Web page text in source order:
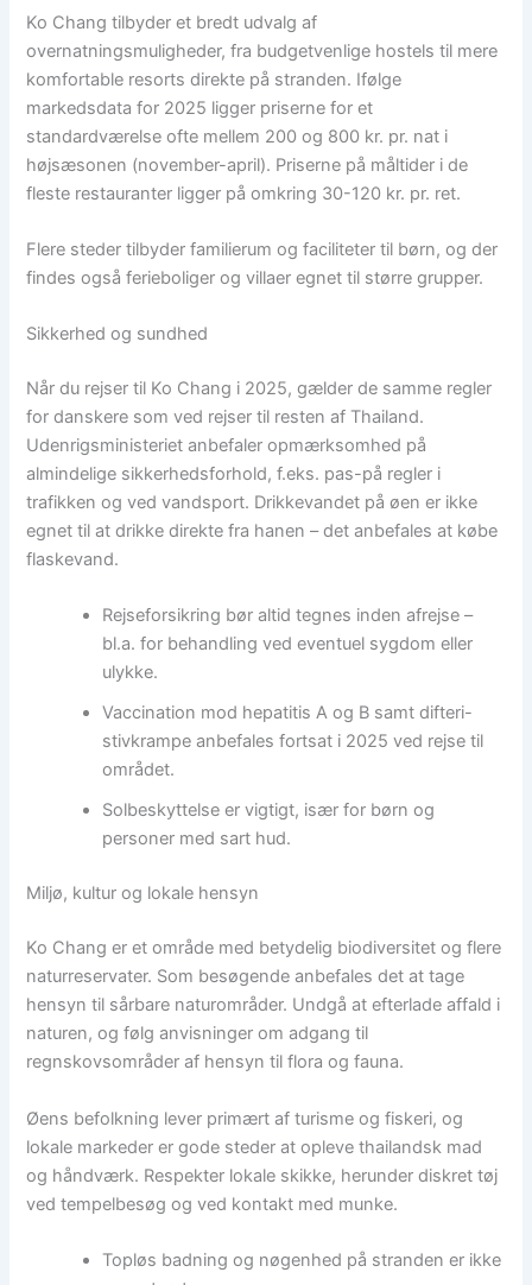
Ko Chang tilbyder et bredt udvalg af
overnatningsmuligheder, fra budgetvenlige hostels til mere
komfortable resorts direkte på stranden. Ifølge
markedsdata for 2025 ligger priserne for et
standardværelse ofte mellem 200 og 800 kr. pr. nat i
højsæsonen (november-april). Priserne på måltider i de
fleste restauranter ligger på omkring 30-120 kr. pr. ret.
Flere steder tilbyder familierum og faciliteter til børn, og der
findes også ferieboliger og villaer egnet til større grupper.
Sikkerhed og sundhed
Når du rejser til Ko Chang i 2025, gælder de samme regler
for danskere som ved rejser til resten af Thailand.
Udenrigsministeriet anbefaler opmærksomhed på
almindelige sikkerhedsforhold, f.eks. pas-på regler i
trafikken og ved vandsport. Drikkevandet på øen er ikke
egnet til at drikke direkte fra hanen – det anbefales at købe
flaskevand.
Rejseforsikring bør altid tegnes inden afrejse –
bl.a. for behandling ved eventuel sygdom eller
ulykke.
Vaccination mod hepatitis A og B samt difteri-
stivkrampe anbefales fortsat i 2025 ved rejse til
området.
Solbeskyttelse er vigtigt, især for børn og
personer med sart hud.
Miljø, kultur og lokale hensyn
Ko Chang er et område med betydelig biodiversitet og flere
naturreservater. Som besøgende anbefales det at tage
hensyn til sårbare naturområder. Undgå at efterlade affald i
naturen, og følg anvisninger om adgang til
regnskovsområder af hensyn til flora og fauna.
Øens befolkning lever primært af turisme og fiskeri, og
lokale markeder er gode steder at opleve thailandsk mad
og håndværk. Respekter lokale skikke, herunder diskret tøj
ved tempelbesøg og ved kontakt med munke.
Topløs badning og nøgenhed på stranden er ikke